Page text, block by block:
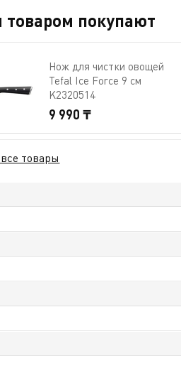
товаром покупают
Нож для чистки овощей
Tefal Ice Force 9 см
K2320514
9 990 ₸
товары